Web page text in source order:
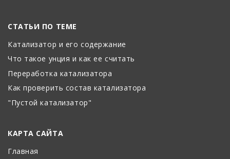
СТАТЬИ ПО ТЕМЕ
Катализатор и его содержание
Что такое унция и как ее считать
Переработка катализатора
Как проверить состав катализатора
"Пустой катализатор"
КАРТА САЙТА
Главная